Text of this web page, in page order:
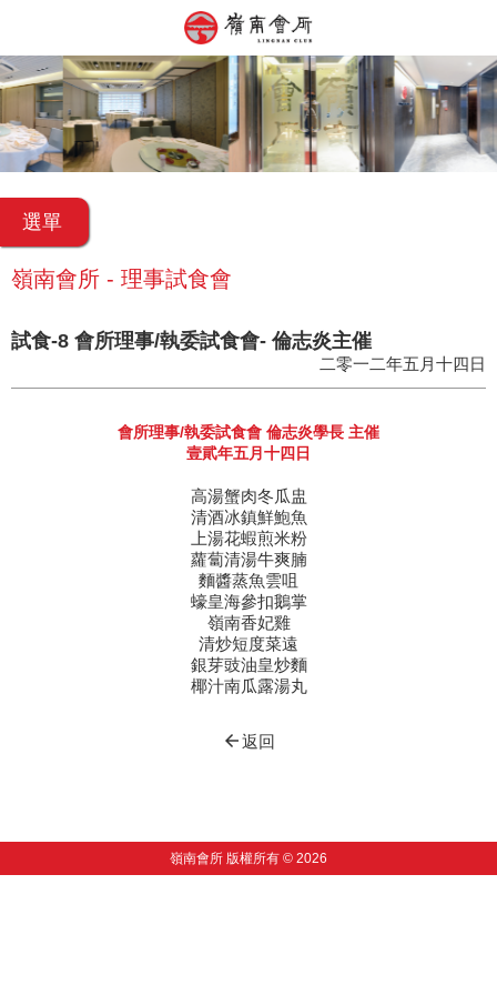
選單
嶺南會所 - 理事試食會
試食-8 會所理事/執委試食會- 倫志炎主催
二零一二年五月十四日
會所理事/執委試食會 倫志炎學長 主催
壹貮年五月十四日
高湯蟹肉冬瓜盅
清酒冰鎮鮮鮑魚
上湯花蝦煎米粉
蘿蔔清湯牛爽腩
麵醬蒸魚雲咀
蠔皇海參扣鵝掌
嶺南香妃雞
清炒短度菜遠
銀芽豉油皇炒麵
椰汁南瓜露湯丸
arrow_back返回
嶺南會所 版權所有 © 2026